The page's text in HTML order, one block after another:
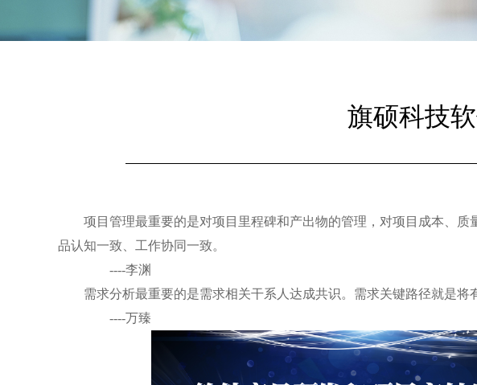
旗硕科技
项目管理最重要的是对项目里程碑和产出物的管理，对项目成本、质
品认知一致、工作协同一致。
----李渊
需求分析最重要的是需求相关干系人达成共识。需求关键路径就是将
----万臻